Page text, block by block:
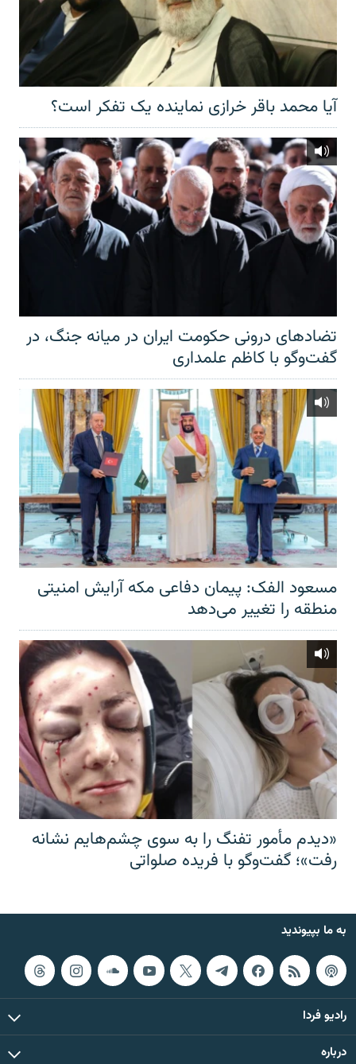
آیا محمد باقر خرازی نماینده یک تفکر است؟
تضادهای درونی حکومت ایران در میانه جنگ، در
گفت‌‌وگو با کاظم علمداری
مسعود الفک: پیمان دفاعی مکه آرایش امنیتی
منطقه را تغییر می‌دهد
«دیدم مأمور تفنگ را به سوی چشم‌هایم نشانه
رفت»؛ گفت‌و‌گو با فریده صلواتی
به ما بپیوندید
رادیو فردا
درباره